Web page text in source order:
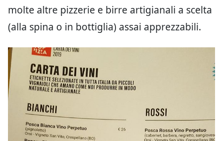
molte altre pizzerie e birre artigianali a scelta
(alla spina o in bottiglia) assai apprezzabili.